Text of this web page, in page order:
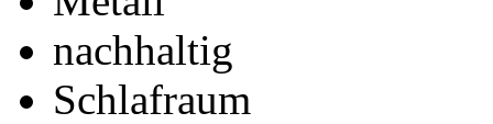
nachhaltig
Schlafraum